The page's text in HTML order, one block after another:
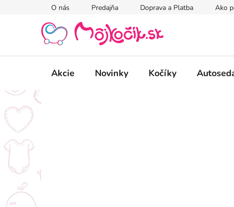
O nás Predajňa Doprava a Platba Ako
Akcie Novinky Kočíky